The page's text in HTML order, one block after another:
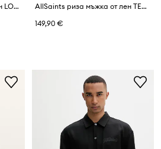
AllSaints риза мъжка от лен LOOM
AllSaints риза мъжка от лен TERROR
149,90 €